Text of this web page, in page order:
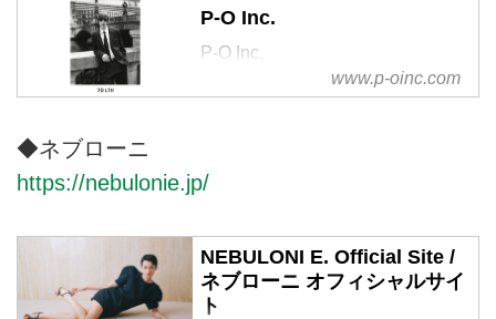
P-O Inc.
P-O Inc.
www.p-oinc.com
◆ネブローニ
https://nebulonie.jp/
NEBULONI E. Official Site /
ネブローニ オフィシャルサイ
ト